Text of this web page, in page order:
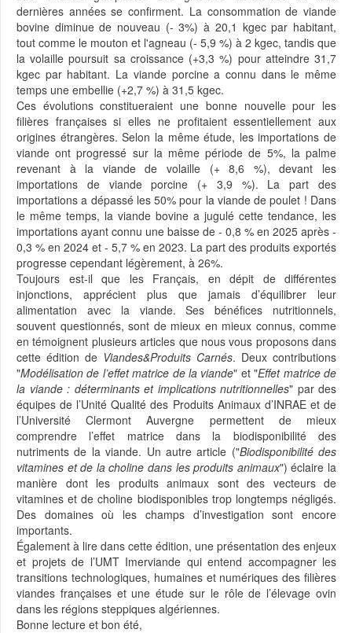
dernières années se confirment. La consommation de viande
bovine diminue de nouveau (- 3%) à 20,1 kgec par habitant,
tout comme le mouton et l'agneau (- 5,9 %) à 2 kgec, tandis que
la volaille poursuit sa croissance (+3,3 %) pour atteindre 31,7
kgec par habitant. La viande porcine a connu dans le même
temps une embellie (+2,7 %) à 31,5 kgec.
Ces évolutions constitueraient une bonne nouvelle pour les
filières françaises si elles ne profitaient essentiellement aux
origines étrangères. Selon la même étude, les importations de
viande ont progressé sur la même période de 5%, la palme
revenant à la viande de volaille (+ 8,6 %), devant les
importations de viande porcine (+ 3,9 %). La part des
importations a dépassé les 50% pour la viande de poulet ! Dans
le même temps, la viande bovine a jugulé cette tendance, les
importations ayant connu une baisse de - 0,8 % en 2025 après -
0,3 % en 2024 et - 5,7 % en 2023. La part des produits exportés
progresse cependant légèrement, à 26%.
Toujours est-il que les Français, en dépit de différentes
injonctions, apprécient plus que jamais d’équilibrer leur
alimentation avec la viande. Ses bénéfices nutritionnels,
souvent questionnés, sont de mieux en mieux connus, comme
en témoignent plusieurs articles que nous vous proposons dans
cette édition de Viandes&Produits Carnés. Deux contributions
"Modélisation de l’effet matrice de la viande" et "Effet matrice de
la viande : déterminants et implications nutritionnelles" par des
équipes de l’Unité Qualité des Produits Animaux d’INRAE et de
l’Université Clermont Auvergne permettent de mieux
comprendre l’effet matrice dans la biodisponibilité des
nutriments de la viande. Un autre article ("Biodisponibilité des
vitamines et de la choline dans les produits animaux") éclaire la
manière dont les produits animaux sont des vecteurs de
vitamines et de choline biodisponibles trop longtemps négligés.
Des domaines où les champs d’investigation sont encore
importants.
Également à lire dans cette édition, une présentation des enjeux
et projets de l’UMT Imerviande qui entend accompagner les
transitions technologiques, humaines et numériques des filières
viandes françaises et une étude sur le rôle de l’élevage ovin
dans les régions steppiques algériennes.
Bonne lecture et bon été,